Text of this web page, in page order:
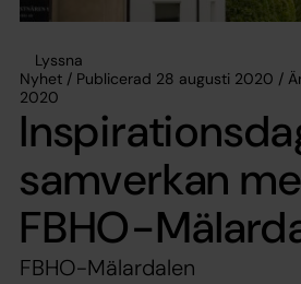
Lyssna
Nyhet / Publicerad 28 augusti 2020 /
2020
samverkan
FBHO-
FBHO-Mälardalen